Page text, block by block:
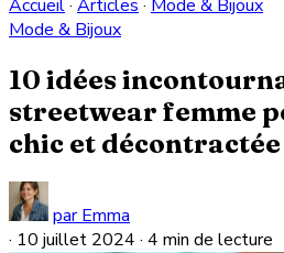
Accueil· Articles · Mode & Bijoux
Mode & Bijoux
10 idées
streetwear femme
chic et décontractée
par Emma
· 10 juillet 2024 · 4 min de lecture